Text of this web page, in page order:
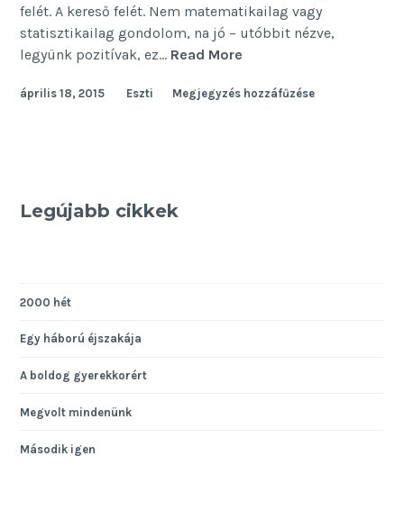
felét. A kereső felét. Nem matematikailag vagy
statisztikailag gondolom, na jó – utóbbit nézve,
legyünk pozitívak, ez… Read More
április 18, 2015 Eszti Megjegyzés hozzáfűzése
Legújabb cikkek
2000 hét
Egy háború éjszakája
A boldog gyerekkorért
Megvolt mindenünk
Második igen